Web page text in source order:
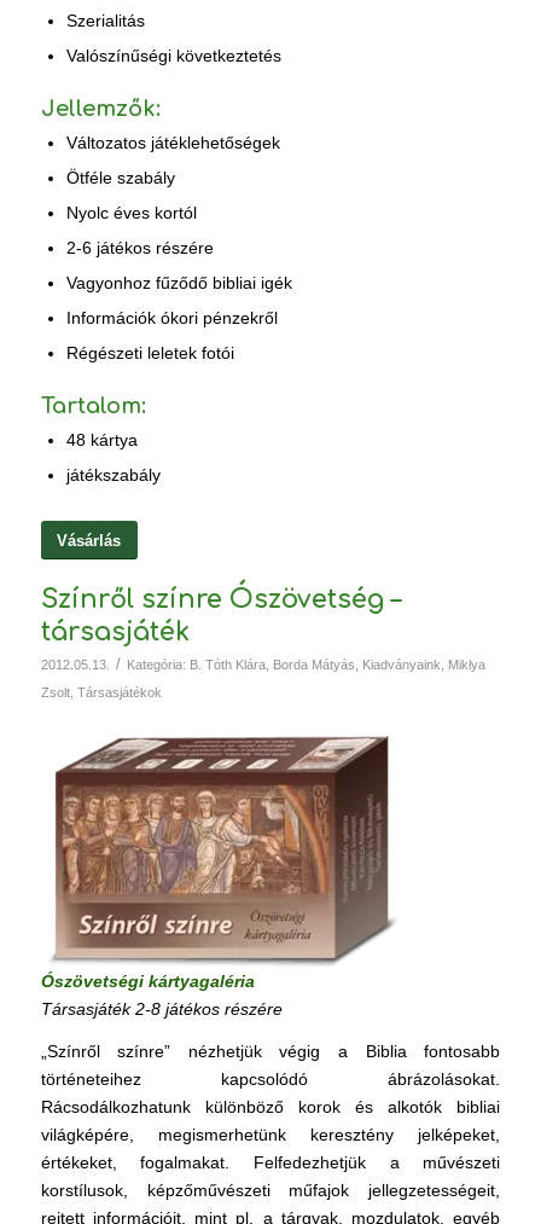
Szerialitás
Valószínűségi következtetés
Jellemzők:
Változatos játéklehetőségek
Ötféle szabály
Nyolc éves kortól
2-6 játékos részére
Vagyonhoz fűződő bibliai igék
Információk ókori pénzekről
Régészeti leletek fotói
Tartalom:
48 kártya
játékszabály
Vásárlás
Színről színre Ószövetség –
társasjáték
2012.05.13. / Kategória: B. Tóth Klára, Borda Mátyás, Kiadványaink, Miklya
Zsolt, Társasjátékok
Ószövetségi kártyagaléria
Társasjáték 2-8 játékos részére
„Színről színre” nézhetjük végig a Biblia fontosabb
történeteihez kapcsolódó ábrázolásokat.
Rácsodálkozhatunk különböző korok és alkotók bibliai
világképére, megismerhetünk keresztény jelképeket,
értékeket, fogalmakat. Felfedezhetjük a művészeti
korstílusok, képzőművészeti műfajok jellegzetességeit,
rejtett információit, mint pl. a tárgyak, mozdulatok, egyéb